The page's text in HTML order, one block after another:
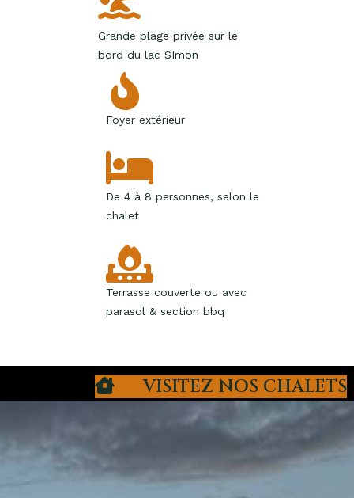
Grande plage privée sur le
bord du lac SImon
Foyer extérieur
De 4 à 8 personnes, selon le
chalet
Terrasse couverte ou avec
parasol & section bbq
VISITEZ NOS CHALETS